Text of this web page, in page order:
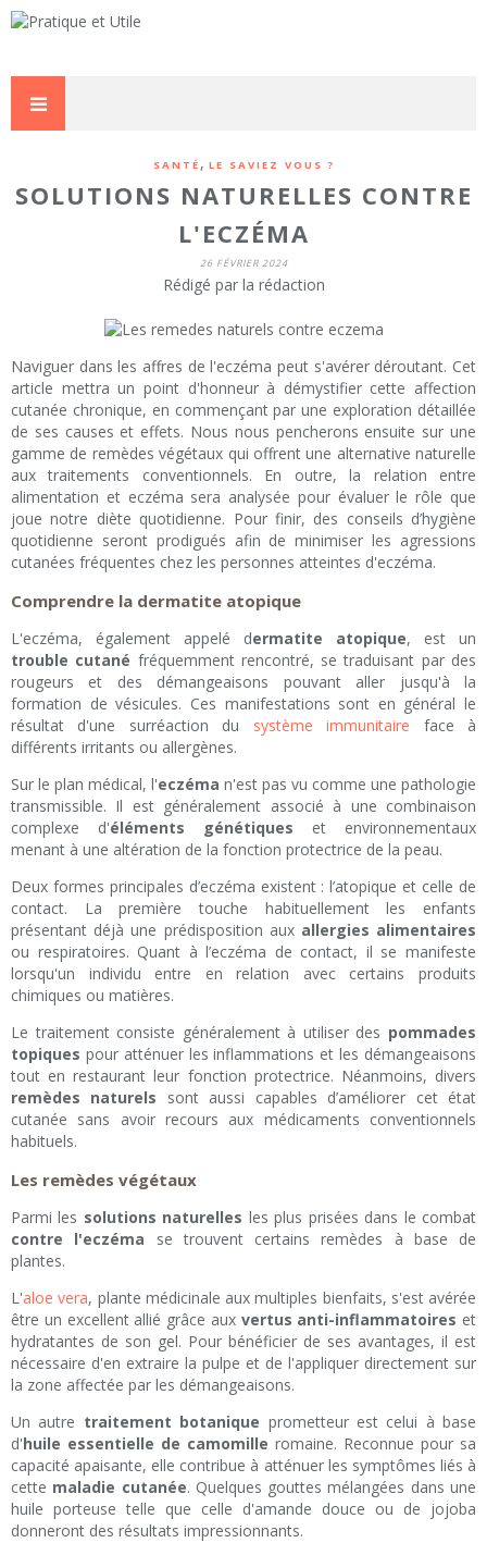
SANTÉ , LE SAVIEZ VOUS ?
SOLUTIONS NATURELLES CONTRE
L'ECZÉMA
26 FÉVRIER 2024
Rédigé par la rédaction
Naviguer dans les affres de l'eczéma peut s'avérer déroutant. Cet
article mettra un point d'honneur à démystifier cette affection
cutanée chronique, en commençant par une exploration détaillée
de ses causes et effets. Nous nous pencherons ensuite sur une
gamme de remèdes végétaux qui offrent une alternative naturelle
aux traitements conventionnels. En outre, la relation entre
alimentation et eczéma sera analysée pour évaluer le rôle que
joue notre diète quotidienne. Pour finir, des conseils d’hygiène
quotidienne seront prodigués afin de minimiser les agressions
cutanées fréquentes chez les personnes atteintes d'eczéma.
Comprendre la dermatite atopique
L'eczéma, également appelé dermatite atopique, est un
trouble cutané fréquemment rencontré, se traduisant par des
rougeurs et des démangeaisons pouvant aller jusqu'à la
formation de vésicules. Ces manifestations sont en général le
résultat d'une surréaction du système immunitaire face à
différents irritants ou allergènes.
Sur le plan médical, l'eczéma n'est pas vu comme une pathologie
transmissible. Il est généralement associé à une combinaison
complexe d'éléments génétiques et environnementaux
menant à une altération de la fonction protectrice de la peau.
Deux formes principales d’eczéma existent : l’atopique et celle de
contact. La première touche habituellement les enfants
présentant déjà une prédisposition aux allergies alimentaires
ou respiratoires. Quant à l’eczéma de contact, il se manifeste
lorsqu'un individu entre en relation avec certains produits
chimiques ou matières.
Le traitement consiste généralement à utiliser des pommades
topiques pour atténuer les inflammations et les démangeaisons
tout en restaurant leur fonction protectrice. Néanmoins, divers
remèdes naturels sont aussi capables d’améliorer cet état
cutanée sans avoir recours aux médicaments conventionnels
habituels.
Les remèdes végétaux
Parmi les solutions naturelles les plus prisées dans le combat
contre l'eczéma se trouvent certains remèdes à base de
plantes.
L'aloe vera, plante médicinale aux multiples bienfaits, s'est avérée
être un excellent allié grâce aux vertus anti-inflammatoires et
hydratantes de son gel. Pour bénéficier de ses avantages, il est
nécessaire d'en extraire la pulpe et de l'appliquer directement sur
la zone affectée par les démangeaisons.
Un autre traitement botanique prometteur est celui à base
d'huile essentielle de camomille romaine. Reconnue pour sa
capacité apaisante, elle contribue à atténuer les symptômes liés à
cette maladie cutanée. Quelques gouttes mélangées dans une
huile porteuse telle que celle d'amande douce ou de jojoba
donneront des résultats impressionnants.